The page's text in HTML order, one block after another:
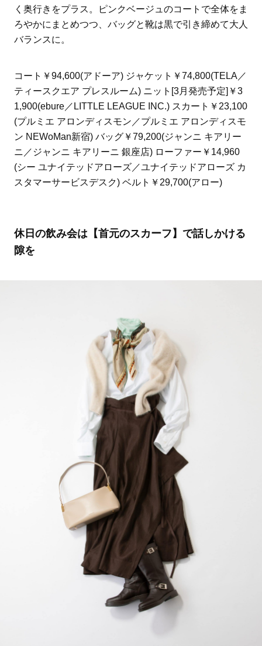
く奥行きをプラス。ピンクベージュのコートで全体をま
ろやかにまとめつつ、バッグと靴は黒で引き締めて大人
バランスに。
コート￥94,600(アドーア) ジャケット￥74,800(TELA／
ティースクエア プレスルーム) ニット[3月発売予定]￥3
1,900(ebure／LITTLE LEAGUE INC.) スカート￥23,100
(プルミエ アロンディスモン／プルミエ アロンディスモ
ン NEWoMan新宿) バッグ￥79,200(ジャンニ キアリー
ニ／ジャンニ キアリーニ 銀座店) ローファー￥14,960
(シー ユナイテッドアローズ／ユナイテッドアローズ カ
スタマーサービスデスク) ベルト￥29,700(アロー)
休日の飲み会は【首元のスカーフ】で話しかける
隙を